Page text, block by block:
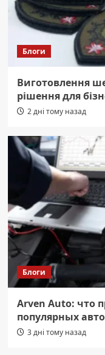
Блоги
Виготовлення
рішення для
2 дні тому назад
Блоги
Arven Auto: что
популярных
3 дні тому назад